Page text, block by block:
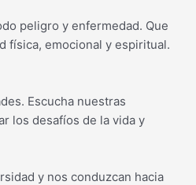
peligro y enfermedad. Que
física, emocional y espiritual.
Escucha nuestras
los desafíos de la vida y
y nos conduzcan hacia